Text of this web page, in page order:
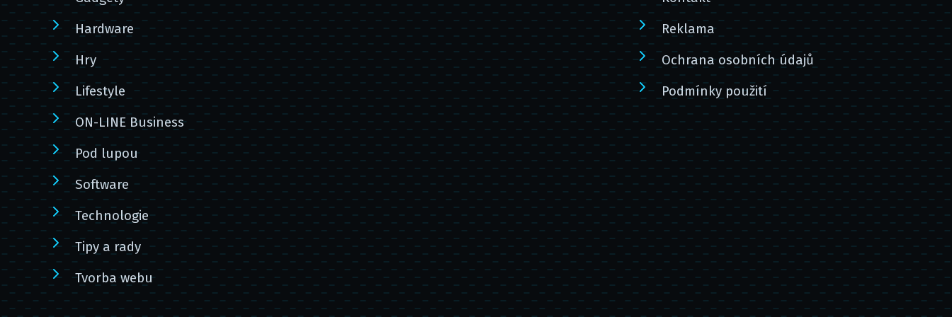
Hardware
Hry
Lifestyle
ON-LINE Business
Pod lupou
Software
Technologie
Tipy a rady
Tvorba webu
Reklama
Ochrana osobních údajů
Podmínky použití